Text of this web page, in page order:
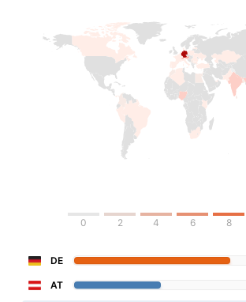
0 2 4 6 8
DE
AT